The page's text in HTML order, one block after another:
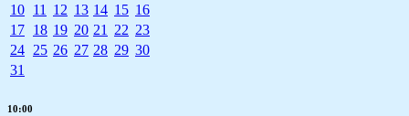
10 11 12 13 14 15 16
17 18 19 20 21 22 23
24 25 26 27 28 29 30
31
10:00